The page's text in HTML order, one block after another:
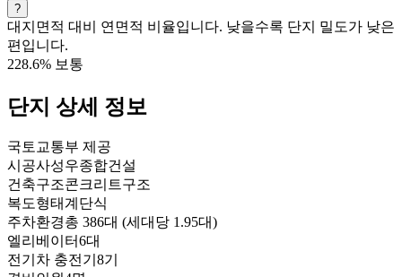
?
대지면적 대비 연면적 비율입니다. 낮을수록 단지 밀도가 낮은
편입니다.
228.6% 보통
단지 상세 정보
국토교통부 제공
시공사성우종합건설
건축구조콘크리트구조
복도형태계단식
주차환경총 386대 (세대당 1.95대)
엘리베이터6대
전기차 충전기 8기